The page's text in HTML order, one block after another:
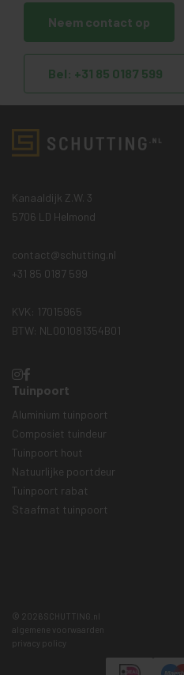
Neem contact op
Bel: +31 85 0187 599
Kanaaldijk Z.W. 3
5706 LD Helmond
contact@schutting.nl
+31 85 0187 599
KVK: 17015965
BTW: NL001081354B01
Tuinpoort
Aluminium tuinpoort
Composiet tuindeur
Tuinpoort hout
Natuurlijke poortdeur
Tuinpoort rabat
Staafmat tuinpoort
© 2026 SCHUTTING.nl
algemene voorwaarden
privacy policy